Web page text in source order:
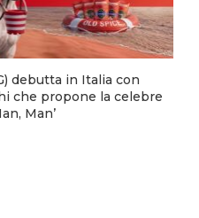
debutta in Italia con
che propone la celebre
Man’